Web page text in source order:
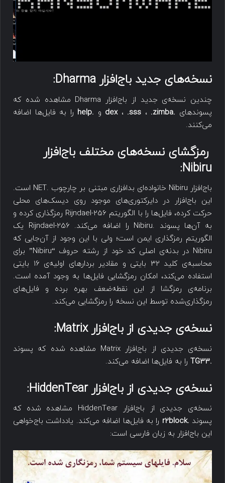
نسخه‌های جدید باج‌افزار Dharma
:
چندین نسخه‌ی جدید از باج‌افزار Dharma مشاهده شده که
پسوندهای .dex ، .sss ، .zimba و .help
را به فایل‌ها اضافه
می‌کنند.
رمزگشای نسخه‌های مختلف باج‌افزار
Nibiru
:
باج‌افزار Nibiru خانواده‌ای بدافزاری مبتنی بر چارچوب .NET است.
این باج‌افزار در دایرکتوری‌های موجود روی دیسک‌های محلی
حرکت کرده، فایل‌ها را با الگوریتم Rijndael-256 رمزگذاری کرده و
به آن‌ها پسوند .Nibiru را اضافه می‌کند. Rijndael-256 یک
الگوریتم رمزگذاری ایمن است؛ ولی با این وجود از آن‌جایی که
Nibiru در بدنه‌ی اصلی کد خود از رشته حروف “Nibiru” برای
محاسبه‌ی کلید 32 بایتی و مقادیر بردارهای اولیه‌ی 16 بایتی
استفاده می‌کند، امکان رمزگشایی فایل‌ها به وجود آمده است.
برنامه‌ی رمزگشا از این نقطه‌ضعف بهره برده و فایل‌های
رمزگذاری‌شده توسط این نسخه را رمزگشایی می‌کند.
نسخه‌ی جدیدی از باج‌افزارMatrix
:
نسخه‌ی جدیدی از باج‌افزار Matrix مشاهده شده که پسوند
.TG33
را به فایل‌ها اضافه می‌کند.
نسخه‌ی جدیدی از باج‌افزارHiddenTear
:
نسخه‌ی جدیدی از باج‌افزار HiddenTear مشاهده شده که
پسوند .r2block
را به فایل‌ها اضافه می‌کند. یادداشت باج‌خواهی
این باج‌افزار به زبان فارسی است: